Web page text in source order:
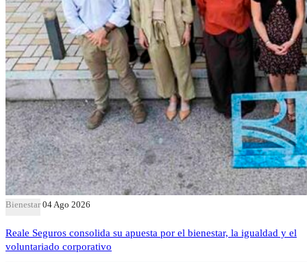
Bienestar 04 Ago 2026
Reale Seguros consolida su apuesta por el bienestar, la igualdad y el
voluntariado corporativo